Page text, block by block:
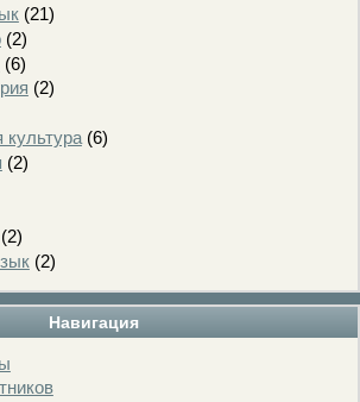
(21)
(2)
(6)
(2)
культура(6)
(2)
(2)
Навигация